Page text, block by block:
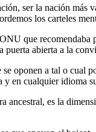
ser la nación
los carteles
que
abierta a la
oponen a tal o cual
en cualquier idioma
ancestral, es la